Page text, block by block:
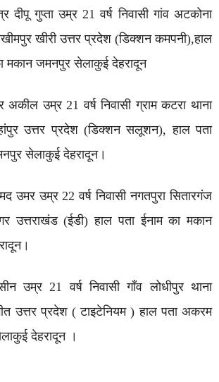
दीपू गुप्ता उम्र 21 वर्ष निवासी गांव अटकोना
खीरी उत्तर प्रदेश (डिक्शन कमपनी),हाल
मकान जमनपुर सेलाकुई देहरादून
उम्र 21 वर्ष निवासी ग्राम कटरा थाना
उत्तर प्रदेश (डिक्शन सलूशन), हाल पता
सेलाकुई देहरादून।
उमर उम्र 22 वर्ष निवासी नगतपुरा सितारगंज
उत्तराखंड (ईडी) हाल पता ईनाम का मकान
उम्र 21 वर्ष निवासी गाँव लोधीपुर थाना
उत्तर प्रदेश ( टाइटेनियम ) हाल पता अकरम
देहरादून ।